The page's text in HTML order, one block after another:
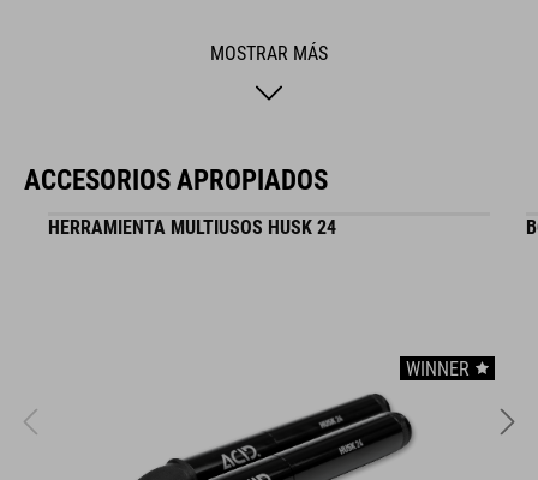
La marca CUBE es sinónimo de productos innovadores y de
alta calidad, basados constantemente en las tendencias
actuales. Gracias a la estrecha colaboración de los
Dispone de elementos reflectantes
MOSTRAR MÁS
ACCESORIOS APROPIADOS
HERRAMIENTA MULTIUSOS HUSK 24
WINNER